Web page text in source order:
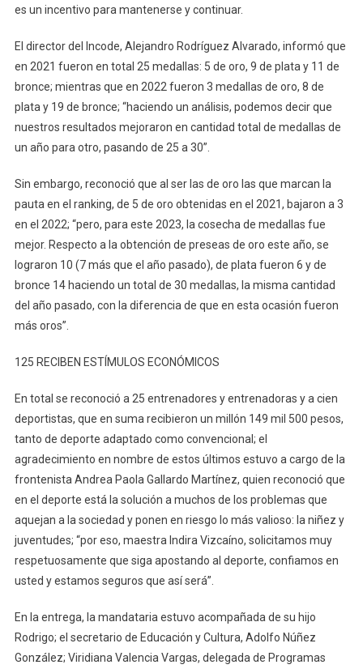
es un incentivo para mantenerse y continuar.
El director del Incode, Alejandro Rodríguez Alvarado, informó que
en 2021 fueron en total 25 medallas: 5 de oro, 9 de plata y 11 de
bronce; mientras que en 2022 fueron 3 medallas de oro, 8 de
plata y 19 de bronce; “haciendo un análisis, podemos decir que
nuestros resultados mejoraron en cantidad total de medallas de
un año para otro, pasando de 25 a 30”.
Sin embargo, reconoció que al ser las de oro las que marcan la
pauta en el ranking, de 5 de oro obtenidas en el 2021, bajaron a 3
en el 2022; “pero, para este 2023, la cosecha de medallas fue
mejor. Respecto a la obtención de preseas de oro este año, se
lograron 10 (7 más que el año pasado), de plata fueron 6 y de
bronce 14 haciendo un total de 30 medallas, la misma cantidad
del año pasado, con la diferencia de que en esta ocasión fueron
más oros”.
125 RECIBEN ESTÍMULOS ECONÓMICOS
En total se reconoció a 25 entrenadores y entrenadoras y a cien
deportistas, que en suma recibieron un millón 149 mil 500 pesos,
tanto de deporte adaptado como convencional; el
agradecimiento en nombre de estos últimos estuvo a cargo de la
frontenista Andrea Paola Gallardo Martínez, quien reconoció que
en el deporte está la solución a muchos de los problemas que
aquejan a la sociedad y ponen en riesgo lo más valioso: la niñez y
juventudes; “por eso, maestra Indira Vizcaíno, solicitamos muy
respetuosamente que siga apostando al deporte, confiamos en
usted y estamos seguros que así será”.
En la entrega, la mandataria estuvo acompañada de su hijo
Rodrigo; el secretario de Educación y Cultura, Adolfo Núñez
González; Viridiana Valencia Vargas, delegada de Programas